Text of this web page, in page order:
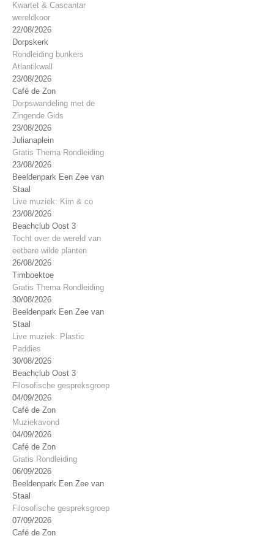
Kwartet & Cascantar
wereldkoor
22/08/2026
Dorpskerk
Rondleiding bunkers
Atlantikwall
23/08/2026
Café de Zon
Dorpswandeling met de
Zingende Gids
23/08/2026
Julianaplein
Gratis Thema Rondleiding
23/08/2026
Beeldenpark Een Zee van
Staal
Live muziek: Kim & co
23/08/2026
Beachclub Oost 3
Tocht over de wereld van
eetbare wilde planten
26/08/2026
Timboektoe
Gratis Thema Rondleiding
30/08/2026
Beeldenpark Een Zee van
Staal
Live muziek: Plastic
Paddies
30/08/2026
Beachclub Oost 3
Filosofische gespreksgroep
04/09/2026
Café de Zon
Muziekavond
04/09/2026
Café de Zon
Gratis Rondleiding
06/09/2026
Beeldenpark Een Zee van
Staal
Filosofische gespreksgroep
07/09/2026
Café de Zon